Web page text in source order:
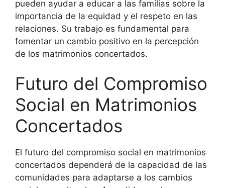
pueden ayudar a educar a las familias sobre la
importancia de la equidad y el respeto en las
relaciones. Su trabajo es fundamental para
fomentar un cambio positivo en la percepción
de los matrimonios concertados.
Futuro del Compromiso
Social en Matrimonios
Concertados
El futuro del compromiso social en matrimonios
concertados dependerá de la capacidad de las
comunidades para adaptarse a los cambios